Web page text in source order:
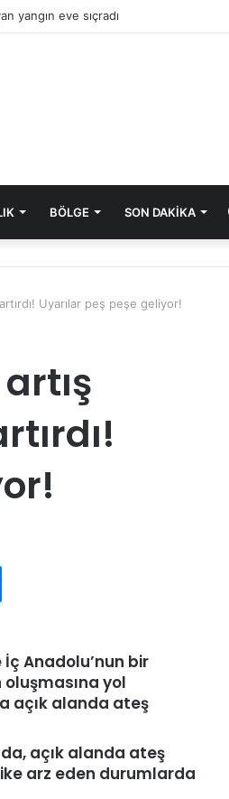
yangın eve sıçradı
BÖLGE SON DAKIKA
Uyarılar peş peşe geliyor!
Messenger
İç Anadolu’nun bir
oluşmasına yol
açık alanda ateş
açık alanda ateş
arz eden durumlarda